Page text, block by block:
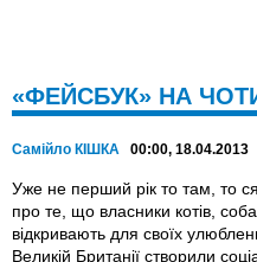
«ФЕЙСБУК» НА
Самійло КІШКА 00:00, 18.04.2013
Уже не перший рік то там, то
про те, що власники котів,
відкривають для своїх
Великій Британії створили